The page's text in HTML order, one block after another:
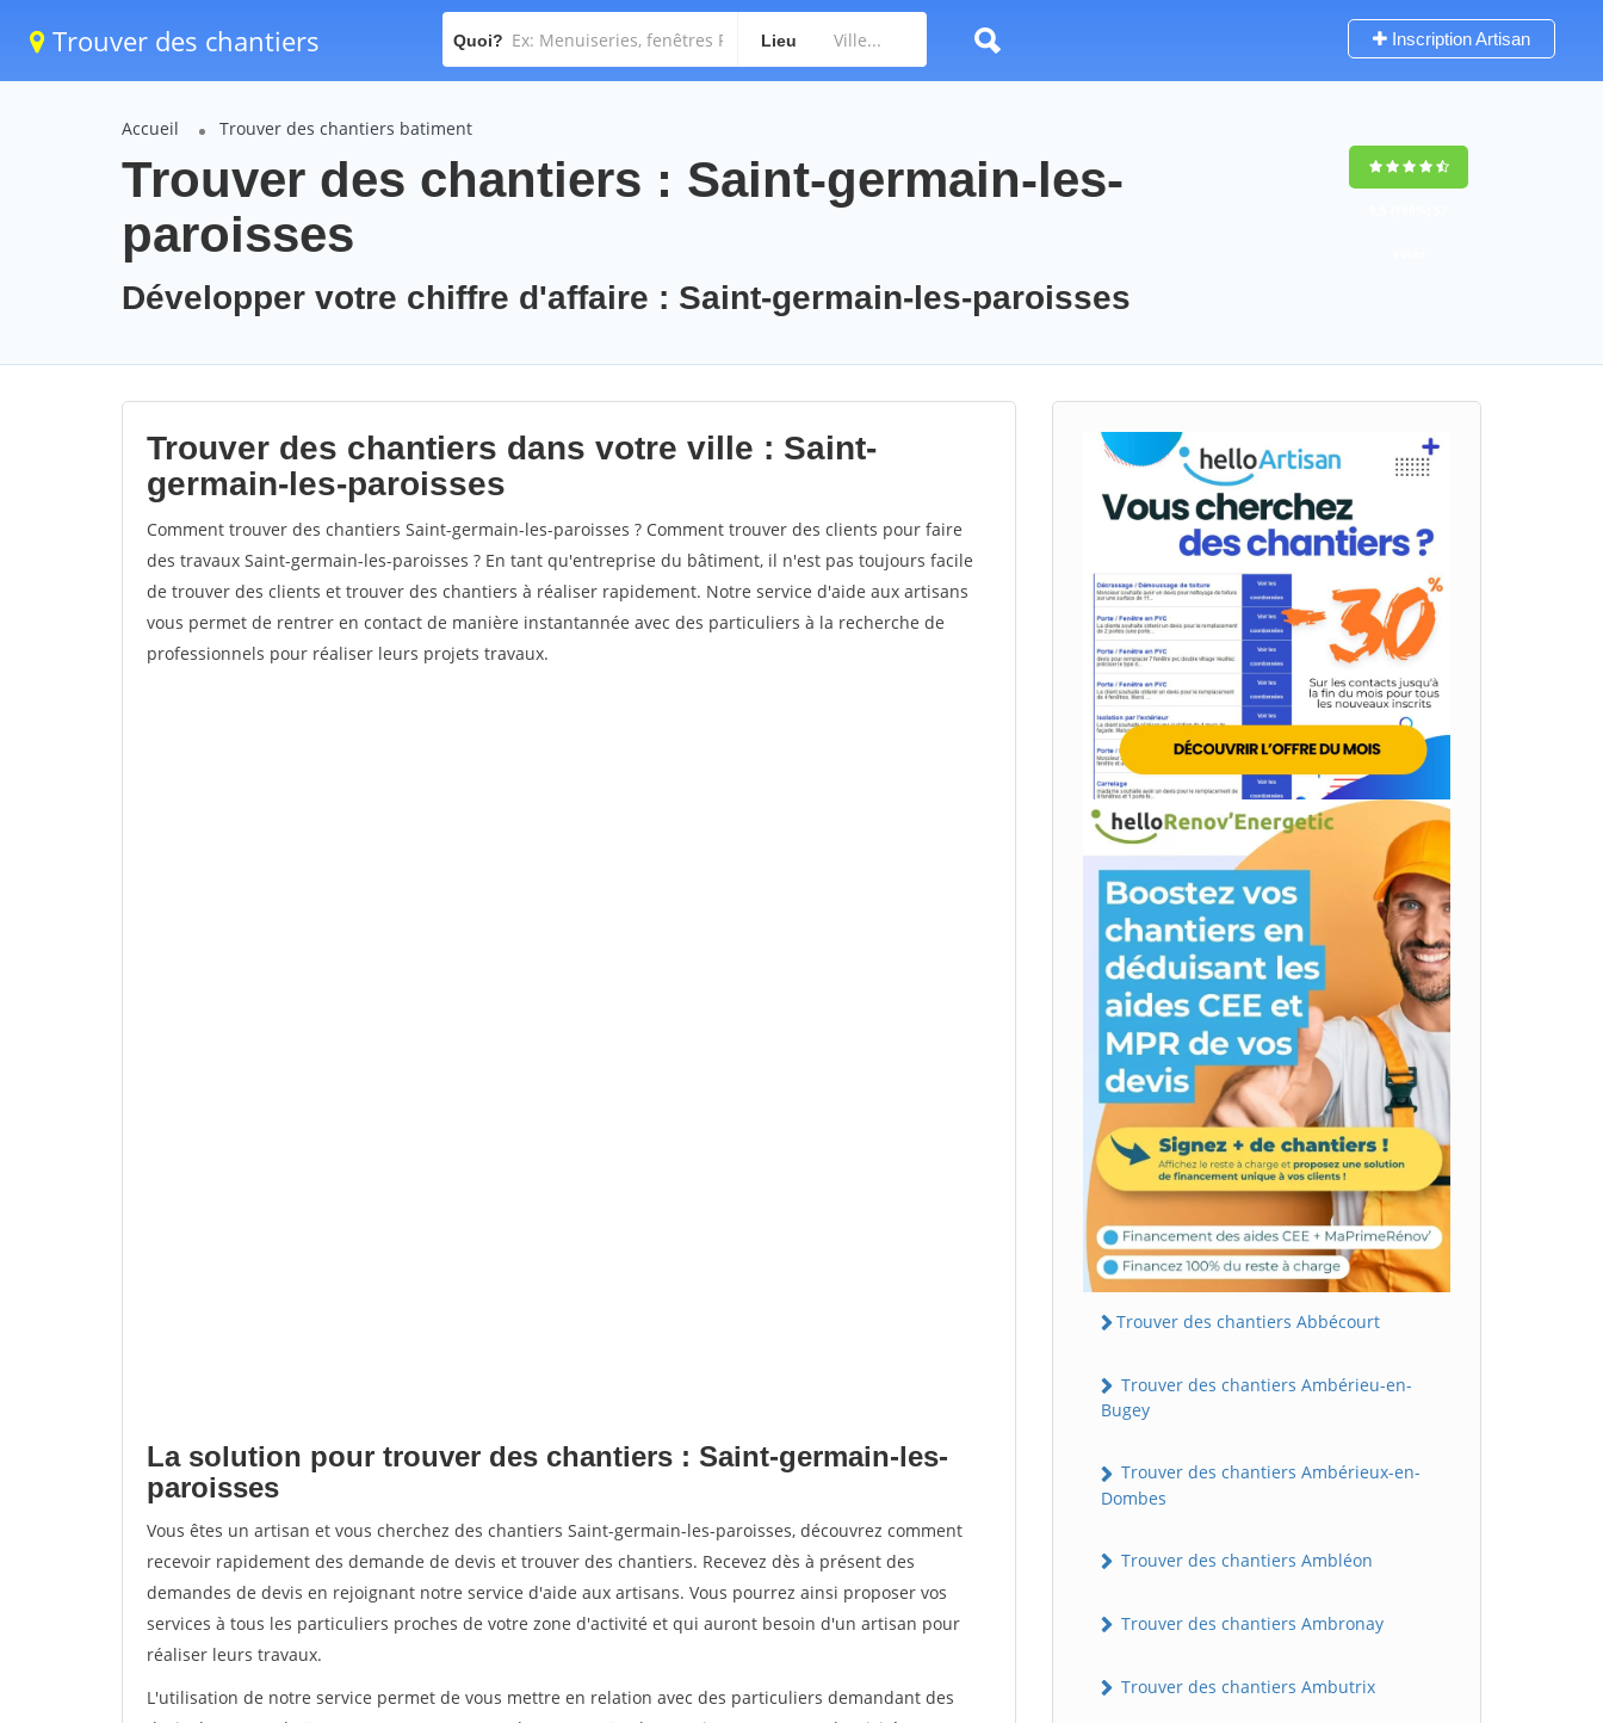
Trouver des chantiers Quoi? Lieu Inscription Artisan
Accueil Trouver des chantiers batiment
Trouver des chantiers : Saint-germain-les-
paroisses
Développer votre chiffre d'affaire : Saint-germain-les-paroisses
Trouver des chantiers dans votre ville : Saint-
germain-les-paroisses
Comment trouver des chantiers Saint-germain-les-paroisses ? Comment trouver des clients pour faire
des travaux Saint-germain-les-paroisses ? En tant qu'entreprise du bâtiment, il n'est pas toujours facile
de trouver des clients et trouver des chantiers à réaliser rapidement. Notre service d'aide aux artisans
vous permet de rentrer en contact de manière instantannée avec des particuliers à la recherche de
professionnels pour réaliser leurs projets travaux.
La solution pour trouver des chantiers : Saint-germain-les-
paroisses
Vous êtes un artisan et vous cherchez des chantiers Saint-germain-les-paroisses, découvrez comment
recevoir rapidement des demande de devis et trouver des chantiers. Recevez dès à présent des
demandes de devis en rejoignant notre service d'aide aux artisans. Vous pourrez ainsi proposer vos
services à tous les particuliers proches de votre zone d'activité et qui auront besoin d'un artisan pour
réaliser leurs travaux.
L'utilisation de notre service permet de vous mettre en relation avec des particuliers demandant des
Trouver des chantiers Abbécourt
Trouver des chantiers Ambérieu-en-
Bugey
Trouver des chantiers Ambérieux-en-
Dombes
Trouver des chantiers Ambléon
Trouver des chantiers Ambronay
Trouver des chantiers Ambutrix